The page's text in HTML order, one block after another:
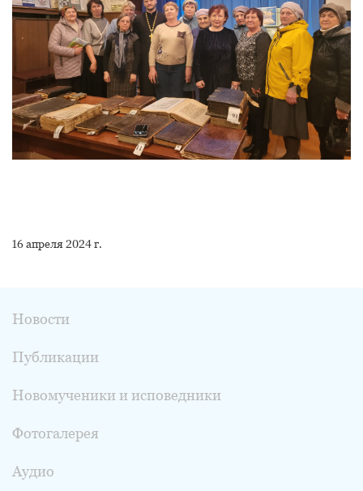
16 апреля 2024 г.
Новости
Публикации
Новомученики и исповедники
Фотогалерея
Аудио